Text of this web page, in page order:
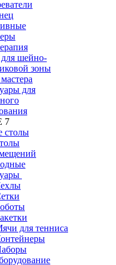
для шейно-
зоны
для
7
для тенниса